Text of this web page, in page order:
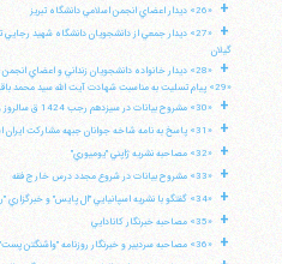
+ «26» ديدار اعضاي انجمن اسلامي دانشگاه تبريز
+
«27» ديدار جمعي از دانشجويان دانشگاه شهيد
گيلان
+
«28» ديدار خانواده دانشجويان زنداني و اعضاي انجمن اسلامي دانشجوياندانشگاه علامه طباطبايي
«29» پيام تسليت به مناسبت شهادت آيت الله سيد محمد باقر حكيم
+ «30» مشروح بيانات در سيزدهم رجب 1424 ق سالروز ولادت با سعادت مولااميرالمؤمنين حضرت علي (ع)
+ «31» پاسخ به نامه شاخه جوانان جبهه مشاركت ايران اسلامي
+ «32» مصاحبه نشريه ژاپني "يوميوري"
+ «33» مشروح بيانات در شروع مجدد درس خارج فقه
+ «34» گفتگو با نشريه اسپانيايي "ال پايس" و خبرگزاري "رويترز"
+ «35» مصاحبه خبرنگار كانادايي
+ «36» مصاحبه سردبير و خبرنگار روزنامه "واشنگتن پست"